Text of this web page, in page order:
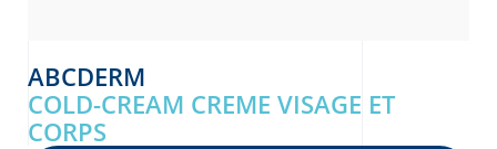
ABCDERM
COLD-CREAM CREME VISAGE ET
CORPS